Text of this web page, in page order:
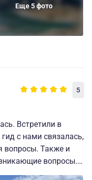
Еще 5 фото
5
Встретили в
с нами связалась,
вопросы. Также и
вопросы.
был свой сан. узел.